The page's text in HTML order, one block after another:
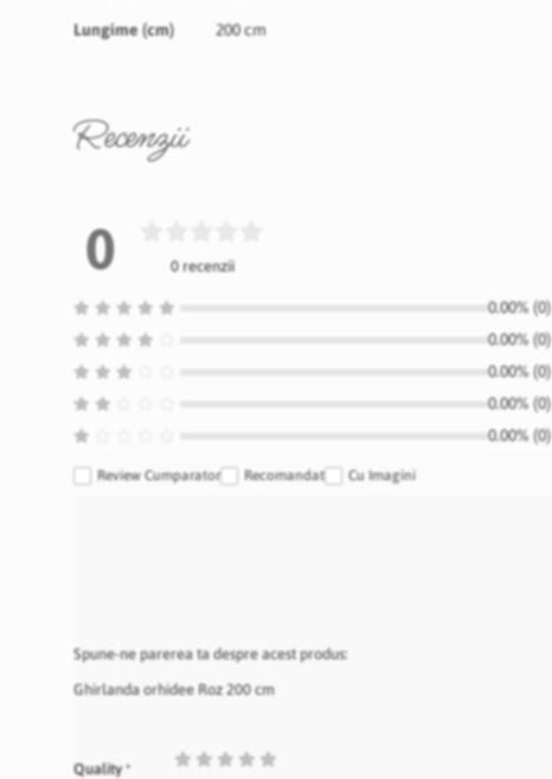
Lungime (cm) 200 cm
Recenzii
0 0 recenzii
0.00% (0)
0.00% (0)
0.00% (0)
0.00% (0)
0.00% (0)
Review Cumparator Recomandat Cu Imagini
Spune-ne parerea ta despre acest produs:
Ghirlanda orhidee Roz 200 cm
Quality
1
2
3
4